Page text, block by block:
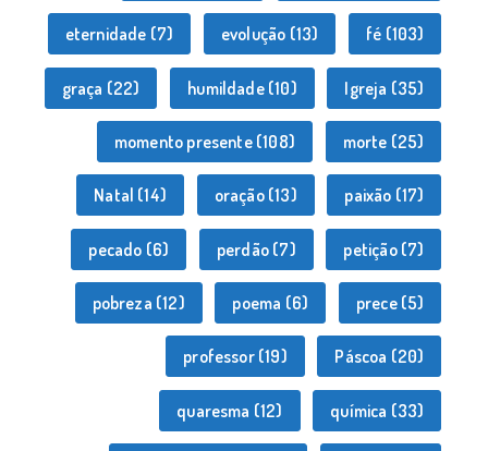
eternidade (7) evolução (13) fé (103)
graça (22) humildade(10) Igreja (35)
momento presente(108) morte (25)
Natal (14) oração(13) paixão (17)
pecado (6) perdão(7) petição(7)
pobreza (12) poema (6) prece(5)
professor(19) Páscoa (20)
quaresma (12) química (33)